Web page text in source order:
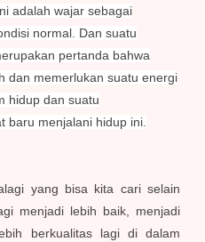
adalah wajar sebagai
normal. Dan suatu
pertanda bahwa
dan memerlukan suatu energi
hidup dan suatu
baru menjalani hidup ini.
yang bisa kita cari selain
menjadi lebih baik, menjadi
berkualitas lagi di dalam